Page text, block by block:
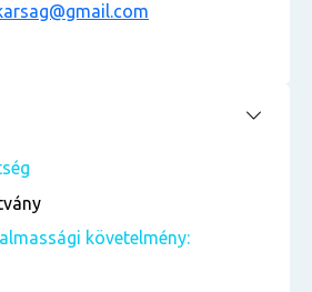
követelmény: